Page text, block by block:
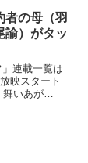
のづくりの
者の母（羽
諭）がタッ
」連載一覧は
映スタート
舞いあが